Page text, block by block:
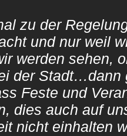
zu der
und nur weil
werden sehen,
der Stadt…dann
Feste und
dies auch auf
nicht einhalten